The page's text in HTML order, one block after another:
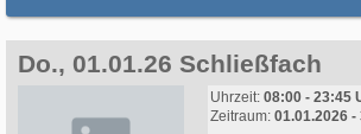
Do., 01.01.26 Schließfach
Uhrzeit: 08:00 - 23:45
Zeitraum: 01.01.2026 -